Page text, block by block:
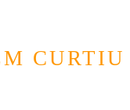
CURTIU